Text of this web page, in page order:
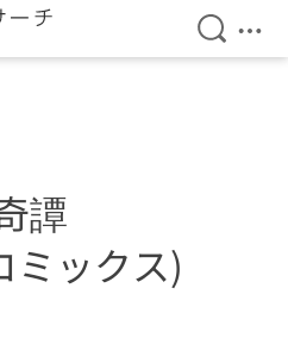
検索を
メ
譚
ミックス)